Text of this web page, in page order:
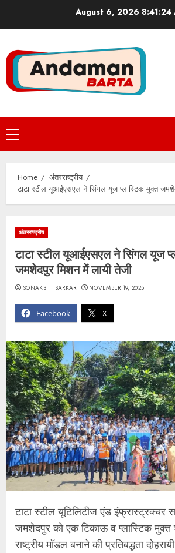
August 6, 2026 8:41:25
Primary
Menu
Home
अंतरराष्ट्रीय
टाटा स्टील यूआईएसएल ने सिंंगल यूज प्लास्टिक मुक्त
अंतरराष्ट्रीय
टाटा स्टील यूआईएसएल ने सिंंगल यूज
जमशेदपुर मिशन में लायी तेजी
Facebook X
SONAKSHI SARKAR NOVEMBER 19, 2025
टाटा स्टील यूटिलिटीज एंड इंफ्रास्ट्रक्चर
जमशेदपुर को एक टिकाऊ व प्लास्टिक मुक्त
राष्ट्रीय मॉडल बनाने की प्रतिबद्धता